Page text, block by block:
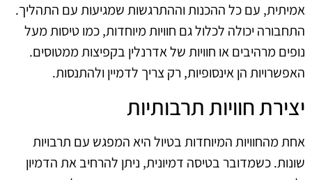
אמיתית, עם כל ההכנות וההתרגשות שמגיעות עם התהליך.
התחבורה יכולה לכלול גם חוויות מיוחדות, כמו טיסות מעל
נופים מרהיבים או חוויות של אדרנלין בקפיצות ממטוסים.
האפשרויות הן אינסופיות, רק צריך לדמיין ולהתנסות.
יצירת חוויות תרבותיות
אחת מהחוויות המיוחדות בטיול היא המפגש עם תרבויות
שונות. כשמדובר בטיסה דמיונית, ניתן להרחיב את הדמיון